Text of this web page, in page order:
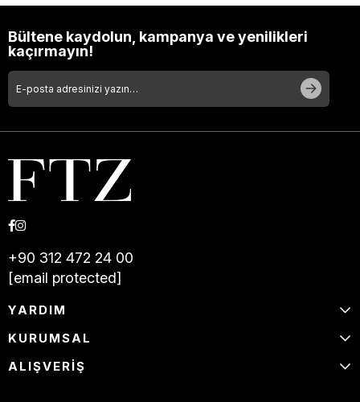
Bültene kaydolun, kampanya ve yenilikleri
kaçırmayın!
+90 312 472 24 00
[email protected]
YARDIM
KURUMSAL
ALIŞVERİŞ